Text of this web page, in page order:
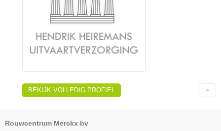
BEKIJK VOLLEDIG PROFIEL
Rouwcentrum Merckx bv